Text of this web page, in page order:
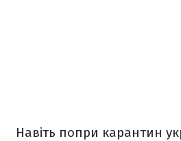
Навіть попри карантин